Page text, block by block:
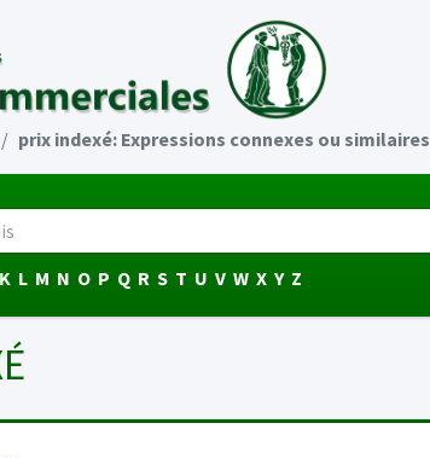
prix indexé: Expressions connexes ou similaires
K L M N O P Q R S T U V W X Y Z